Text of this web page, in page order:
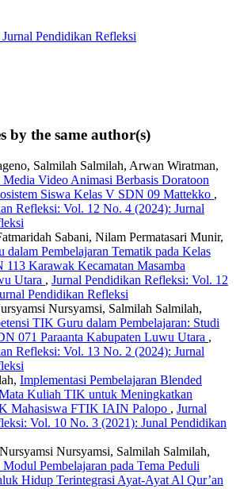
Pendidikan Refleksi
by the same author(s)
Salmilah Salmilah, Arwan Wiratman,
Media Video Animasi Berbasis Doratoon
Siswa Kelas V SDN 09 Mattekko ,
Refleksi: Vol. 12 No. 4 (2024): Jurnal
Sabani, Nilam Permatasari Munir,
dalam Pembelajaran Tematik pada Kelas
113 Karawak Kecamatan Masamba
Utara , Jurnal Pendidikan Refleksi: Vol. 12
Pendidikan Refleksi
Nursyamsi, Salmilah Salmilah,
TIK Guru dalam Pembelajaran: Studi
071 Paraanta Kabupaten Luwu Utara ,
Refleksi: Vol. 13 No. 2 (2024): Jurnal
Implementasi Pembelajaran Blended
Kuliah TIK untuk Meningkatkan
Mahasiswa FTIK IAIN Palopo , Jurnal
Vol. 10 No. 3 (2021): Junal Pendidikan
Nursyamsi, Salmilah Salmilah,
Modul Pembelajaran pada Tema Peduli
Hidup Terintegrasi Ayat-Ayat Al Qur’an